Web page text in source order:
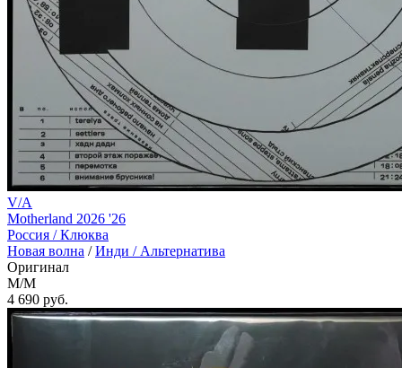
V/A
Motherland 2026 '26
Россия /Клюква
Новая волна /Инди / Альтернатива
Оригинал
M/M
4 690 руб.